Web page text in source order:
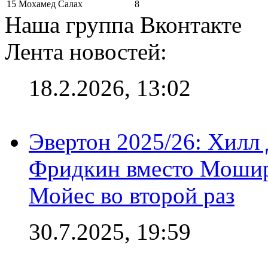
15 Мохамед Салах 8
Наша группа Вконтакте
Лента новостей:
18.2.2026, 13:02
Эвертон 2025/26:
Фридкин вместо
Мойес во второй раз
30.7.2025, 19:59